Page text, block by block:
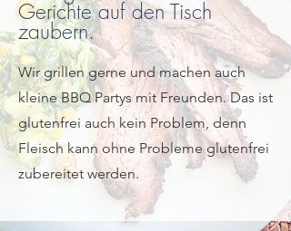
Gerichte auf den Tisch
zaubern.
Wir grillen gerne und machen auch
kleine BBQ Partys mit Freunden. Das ist
glutenfrei auch kein Problem, denn
Fleisch kann ohne Probleme glutenfrei
zubereitet werden.